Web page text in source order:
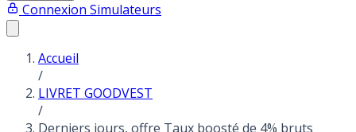
Connexion Simulateurs
Accueil
/
LIVRET GOODVEST
/
Derniers jours, offre Taux boosté de 4% bruts